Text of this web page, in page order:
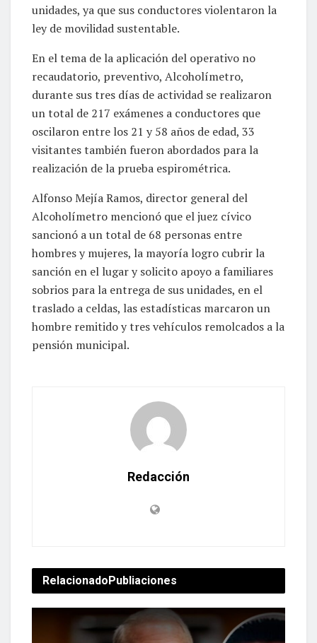
unidades, ya que sus conductores violentaron la
ley de movilidad sustentable.
En el tema de la aplicación del operativo no
recaudatorio, preventivo, Alcoholímetro,
durante sus tres días de actividad se realizaron
un total de 217 exámenes a conductores que
oscilaron entre los 21 y 58 años de edad, 33
visitantes también fueron abordados para la
realización de la prueba espirométrica.
Alfonso Mejía Ramos, director general del
Alcoholímetro mencionó que el juez cívico
sancionó a un total de 68 personas entre
hombres y mujeres, la mayoría logro cubrir la
sanción en el lugar y solicito apoyo a familiares
sobrios para la entrega de sus unidades, en el
traslado a celdas, las estadísticas marcaron un
hombre remitido y tres vehículos remolcados a la
pensión municipal.
Redacción
RelacionadoPubliaciones